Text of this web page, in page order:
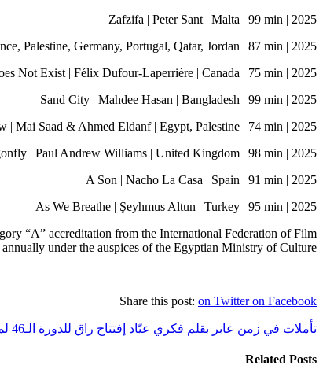
Zafzifa | Peter Sant | Malta | 99 min | 2025
Palestine, Germany, Portugal, Qatar, Jordan | 87 min | 2025
Not Exist | Félix Dufour-Laperrière | Canada | 75 min | 2025
Sand City | Mahdee Hasan | Bangladesh | 99 min | 2025
| Mai Saad & Ahmed Eldanf | Egypt, Palestine | 74 min | 2025
| Paul Andrew Williams | United Kingdom | 98 min | 2025
A Son | Nacho La Casa | Spain | 91 min | 2025
As We Breathe | Şeyhmus Altun | Turkey | 95 min | 2025
“A” accreditation from the International Federation of Film
under the auspices of the Egyptian Ministry of Culture.
Share this post: on Twitter on Facebook
تأملات في زمن عابر بقلم فكري عيّاد إفتتاح راق للدورة الـ46 لمهرجان القاهرة السينمائي الدولي
Related Posts